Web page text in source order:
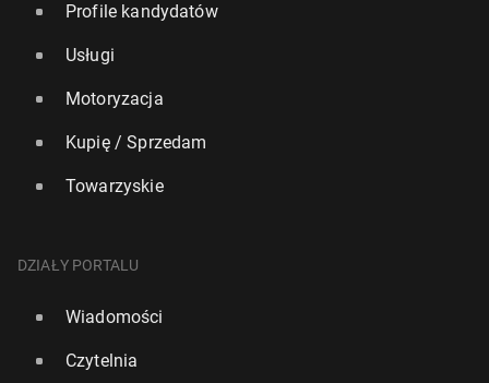
Profile kandydatów
Usługi
Motoryzacja
Kupię / Sprzedam
Towarzyskie
DZIAŁY PORTALU
Wiadomości
Czytelnia